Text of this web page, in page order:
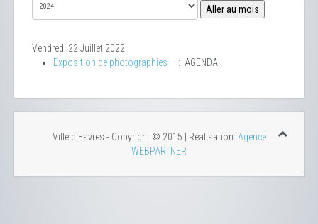
Aller au mois
Vendredi 22 Juillet 2022
Exposition de photographies
:: AGENDA
Ville d'Esvres - Copyright © 2015 | Réalisation: Agence
WEBPARTNER